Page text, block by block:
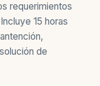
requerimientos
15 horas
de